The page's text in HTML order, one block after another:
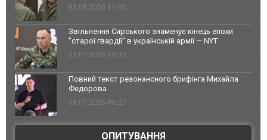
03.08.2026 13:02
Звільнення Сирського знаменує кінець епохи
"старої гвардії" в українській армії — NYT
23.07.2026 10:32
Повний текст резонансного брифінга Михайла
Федорова
18.07.2026 09:27
ОПИТУВАННЯ